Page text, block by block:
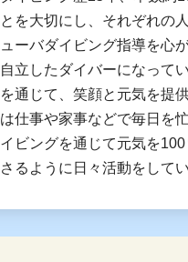
とを大切にし、それぞれの
ューバダイビング指導を心
自立したダイバーになって
を通じて、笑顔と元気を提
は仕事や家事などで毎日を
イビングを通じて元気を
さるように日々活動をしてい